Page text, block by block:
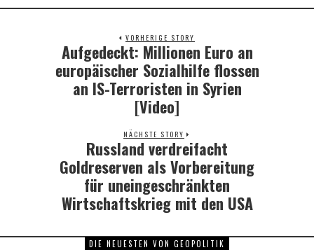
VORHERIGE STORY
Previous
post:
Aufgedeckt: Millionen Euro an
europäischer Sozialhilfe flossen
an IS-Terroristen in Syrien
[Video]
NÄCHSTE STORY
Next
post:
Russland verdreifacht
Goldreserven als Vorbereitung
für uneingeschränkten
Wirtschaftskrieg mit den USA
DIE NEUESTEN VON GEOPOLITIK